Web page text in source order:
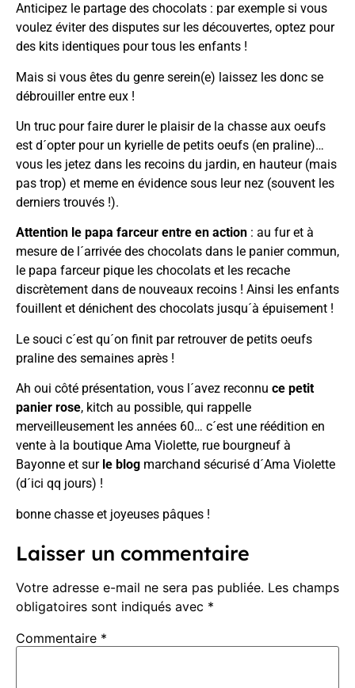
Anticipez le partage des chocolats : par exemple si vous
voulez éviter des disputes sur les découvertes, optez pour
des kits identiques pour tous les enfants !
Mais si vous êtes du genre serein(e) laissez les donc se
débrouiller entre eux !
Un truc pour faire durer le plaisir de la chasse aux oeufs
est d´opter pour un kyrielle de petits oeufs (en praline)…
vous les jetez dans les recoins du jardin, en hauteur (mais
pas trop) et meme en évidence sous leur nez (souvent les
derniers trouvés !).
Attention le papa farceur entre en action : au fur et à
mesure de l´arrivée des chocolats dans le panier commun,
le papa farceur pique les chocolats et les recache
discrètement dans de nouveaux recoins ! Ainsi les enfants
fouillent et dénichent des chocolats jusqu´à épuisement !
Le souci c´est qu´on finit par retrouver de petits oeufs
praline des semaines après !
Ah oui côté présentation, vous l´avez reconnu ce petit
panier rose, kitch au possible, qui rappelle
merveilleusement les années 60… c´est une réédition en
vente à la boutique Ama Violette, rue bourgneuf à
Bayonne et sur le blog marchand sécurisé d´Ama Violette
(d´ici qq jours) !
bonne chasse et joyeuses pâques !
Laisser un commentaire
Votre adresse e-mail ne sera pas publiée. Les champs
obligatoires sont indiqués avec *
Commentaire *